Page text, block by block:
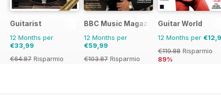
Guitarist
12 Months per
€33,99
€64.87 Risparmio
BBC Music Magazine
12 Months per
€59,99
€103.87 Risparmio
Guitar World
12 Months per
€119.88 Risparmio
89%